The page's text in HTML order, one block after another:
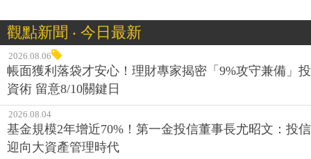
觀點新聞 ‧ 今日最新
2026.08.06
帳面獲利落袋才安心！理財專家揭密「9%攻守兼備」投
資術 留意8/10關鍵日
2026.08.04
基金規模2年增近70%！第一金投信董事長尤昭文：投信
迎向大資產管理時代